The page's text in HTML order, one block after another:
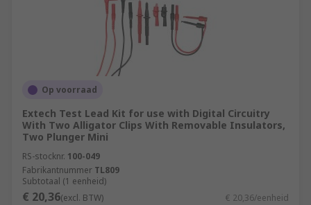
Op voorraad
Extech Test Lead Kit for use with Digital Circuitry
With Two Alligator Clips With Removable Insulators,
Two Plunger Mini
RS-stocknr. 100-049
Fabrikantnummer TL809
Subtotaal (1 eenheid)
€ 20,36(excl. BTW) € 20,36/eenheid